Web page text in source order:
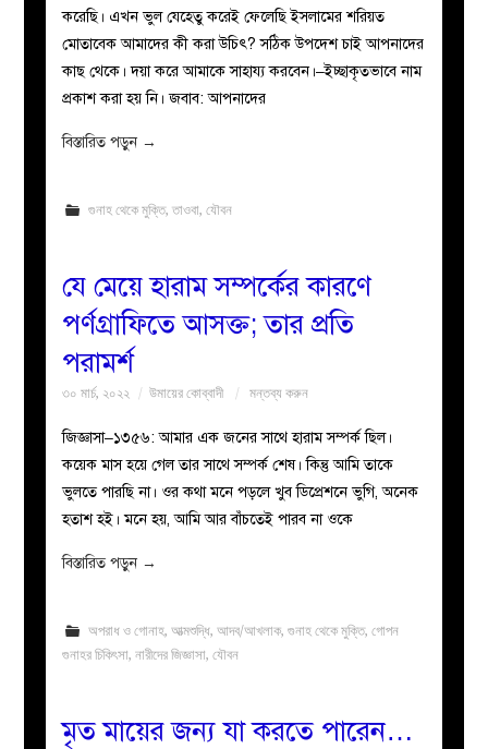
করেছি। এখন ভুল যেহেতু করেই ফেলেছি ইসলামের শরিয়ত
মোতাবেক আমাদের কী করা উচিৎ? সঠিক উপদেশ চাই আপনাদের
কাছ থেকে। দয়া করে আমাকে সাহায্য করবেন।–ইচ্ছাকৃতভাবে নাম
প্রকাশ করা হয় নি। জবাব: আপনাদের
বিস্তারিত পড়ুন →
গুনাহ থেকে মুক্তি, তাওবা, যৌবন
যে মেয়ে হারাম সম্পর্কের কারণে
পর্ণগ্রাফিতে আসক্ত; তার প্রতি
পরামর্শ
৩০ মার্চ, ২০২২ উমায়ের কোব্বাদী মন্তব্য করুন
জিজ্ঞাসা–১৩৫৬: আমার এক জনের সাথে হারাম সম্পর্ক ছিল।
কয়েক মাস হয়ে গেল তার সাথে সম্পর্ক শেষ। কিন্তু আমি তাকে
ভুলতে পারছি না। ওর কথা মনে পড়লে খুব ডিপ্রেশনে ভুগি, অনেক
হতাশ হই। মনে হয়, আমি আর বাঁচতেই পারব না ওকে
বিস্তারিত পড়ুন →
অপরাধ ও গোনাহ, আত্মশুদ্ধি, আদব/আখলাক, গুনাহ থেকে মুক্তি, গোপন
গুনাহর চিকিৎসা,নারীদের জিজ্ঞাসা,যৌবন
মৃত মায়ের জন্য যা করতে পারেন…